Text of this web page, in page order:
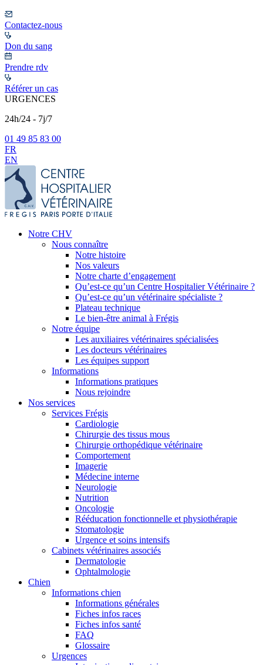
Contactez-nous
Don du sang
Prendre rdv
Référer un cas
URGENCES
24h/24 - 7j/7
01 49 85 83 00
FR
EN
Notre CHV
Nous connaître
Notre histoire
Nos valeurs
Notre charte d’engagement
Qu’est-ce qu’un Centre Hospitalier Vétérinaire ?
Qu’est-ce qu’un vétérinaire spécialiste ?
Plateau technique
Le bien-être animal à Frégis
Notre équipe
Les auxiliaires vétérinaires spécialisées
Les docteurs vétérinaires
Les équipes support
Informations
Informations pratiques
Nous rejoindre
Nos services
Services Frégis
Cardiologie
Chirurgie des tissus mous
Chirurgie orthopédique vétérinaire
Comportement
Imagerie
Médecine interne
Neurologie
Nutrition
Oncologie
Rééducation fonctionnelle et physiothérapie
Stomatologie
Urgence et soins intensifs
Cabinets vétérinaires associés
Dermatologie
Ophtalmologie
Chien
Informations chien
Informations générales
Fiches infos races
Fiches infos santé
FAQ
Glossaire
Urgences